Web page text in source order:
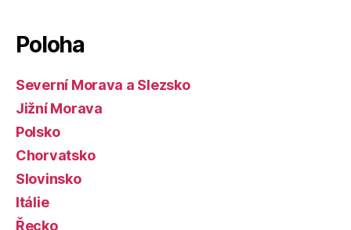
Poloha
Severní Morava a Slezsko
Jižní Morava
Polsko
Chorvatsko
Slovinsko
Itálie
Řecko